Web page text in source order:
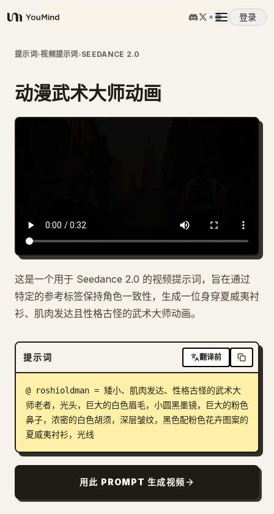
YouMind
登录
概览
使用案例
下载
博客
提示词›视频提示词 ›SEEDANCE 2.0
动漫武术大师动画
这是一个用于 Seedance 2.0 的视频提示词，旨在通过
特定的参考标签保持角色一致性，生成一位身穿夏威夷衬
衫、肌肉发达且性格古怪的武术大师动画。
提示词 翻译前
@ roshioldman = 矮小、肌肉发达、性格古怪的武术大
师老者，光头，巨大的白色眉毛，小圆黑墨镜，巨大的粉色
鼻子，浓密的白色胡须，深层皱纹，黑色配粉色花卉图案的
夏威夷衬衫，光线
用此 PROMPT 生成视频